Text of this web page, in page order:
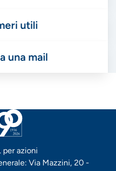
utili
una mail
per azioni
Via Mazzini, 20 -